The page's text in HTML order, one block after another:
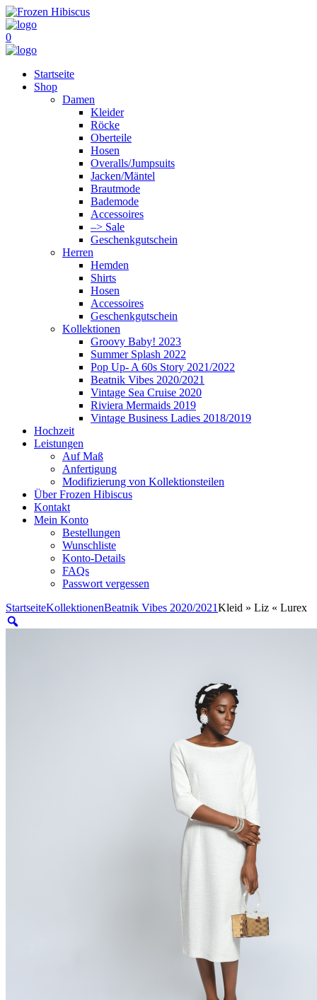
0
Startseite
Shop
Damen
Kleider
Röcke
Oberteile
Hosen
Overalls/Jumpsuits
Jacken/Mäntel
Brautmode
Bademode
Accessoires
–> Sale
Geschenkgutschein
Herren
Hemden
Shirts
Hosen
Accessoires
Geschenkgutschein
Kollektionen
Groovy Baby! 2023
Summer Splash 2022
Pop Up- A 60s Story 2021/2022
Beatnik Vibes 2020/2021
Vintage Sea Cruise 2020
Riviera Mermaids 2019
Vintage Business Ladies 2018/2019
Hochzeit
Leistungen
Auf Maß
Anfertigung
Modifizierung von Kollektionsteilen
Über Frozen Hibiscus
Kontakt
Mein Konto
Bestellungen
Wunschliste
Konto-Details
FAQs
Passwort vergessen
StartseiteKollektionenBeatnik Vibes 2020/2021Kleid » Liz « Lurex